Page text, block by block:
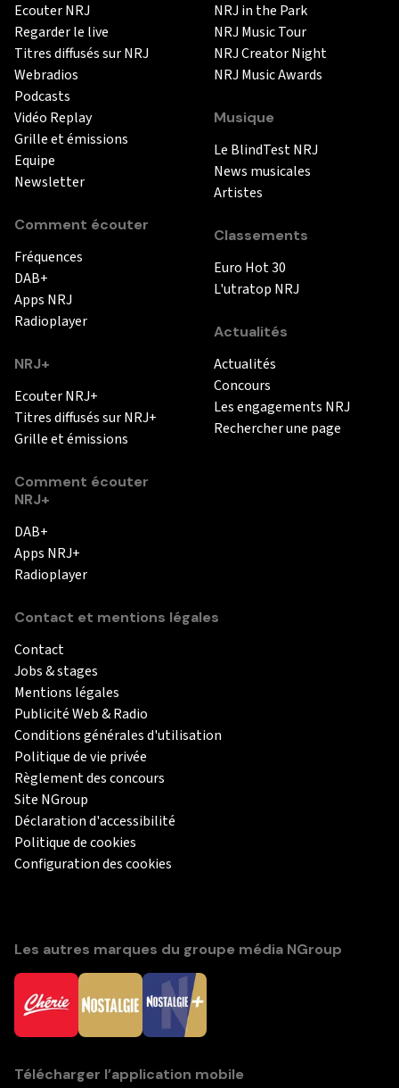
Ecouter NRJ
Regarder le live
Titres diffusés sur NRJ
Webradios
Podcasts
Vidéo Replay
Grille et émissions
Equipe
Newsletter
Comment écouter
Fréquences
DAB+
Apps NRJ
Radioplayer
NRJ+
Ecouter NRJ+
Titres diffusés sur NRJ+
Grille et émissions
Comment écouter
NRJ+
DAB+
Apps NRJ+
Radioplayer
NRJ in the Park
NRJ Music Tour
NRJ Creator Night
NRJ Music Awards
Musique
Le BlindTest NRJ
News musicales
Artistes
Classements
Euro Hot 30
L'utratop NRJ
Actualités
Actualités
Concours
Les engagements NRJ
Rechercher une page
Contact et mentions légales
Contact
Jobs & stages
Mentions légales
Publicité Web & Radio
Conditions générales d'utilisation
Politique de vie privée
Règlement des concours
Site NGroup
Déclaration d'accessibilité
Politique de cookies
Configuration des cookies
Les autres marques du groupe média NGroup
Télécharger l’application mobile